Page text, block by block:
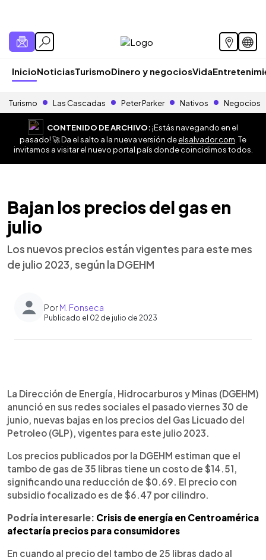
InicioNoticiasTurismoDinero y negociosVida
Turismo Las Cascadas Peter Parker Nativos Negocios
CONTENIDO DE ARCHIVO:¡Estás navegando en el
pasado! 🚀 Da el salto a la nueva versión deelsalvador.com . Te
invitamos a visitar el nuevo portal país donde coincidimos todos.
Bajan los precios del gas en
julio
Los nuevos precios están vigentes para este mes
de julio 2023, según la DGEHM
PorM. Fonseca
Publicado el 02 de julio de 2023
Escuchar artículo
La Dirección de Energía, Hidrocarburos y Minas (DGEHM)
anunció en sus redes sociales el pasado viernes 30 de
junio, nuevas bajas en los precios del Gas Licuado del
Petroleo (GLP), vigentes para este julio 2023.
Los precios publicados por la DGEHM estiman que el
tambo de gas de 35 libras tiene un costo de $14.51,
significando una reducción de $0.69. El precio con
subsidio focalizado es de $6.47 por cilindro.
Podría interesarle: Crisis de energía en Centroamérica
afectaría precios para consumidores
En cuando al precio del tambo de 25 libras dado al